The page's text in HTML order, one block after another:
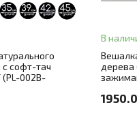
софт-тач
(PL-002B-
В
дерева
Размер